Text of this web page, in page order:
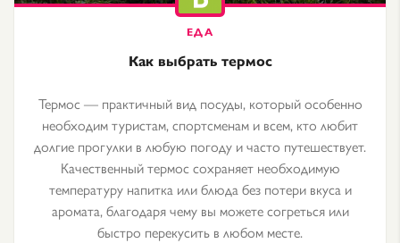
Как выбрать термос
Термос — практичный вид посуды, который особенно
необходим туристам, спортсменам и всем, кто любит
долгие прогулки в любую погоду и часто путешествует.
Качественный термос сохраняет необходимую
температуру напитка или блюда без потери вкуса и
аромата, благодаря чему вы можете согреться или
быстро перекусить в любом месте.